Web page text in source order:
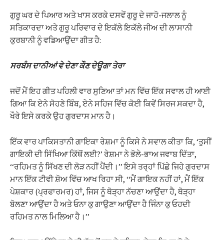
ਗੁਰੂ ਘਰ ਦੇ ਪਿਆਰ ਅਤੇ ਖਾਸ ਕਰਕੇ ਦਸਵੇਂ ਗੁਰੂ ਦੇ ਜਾਹੋ-ਜਲਾਲ ਨੂੰ
ਸਤਿਕਾਰਦਾ ਅਤੇ ਗੁਰੂ ਪਰਿਵਾਰ ਦੇ ਇਕੱਲੇ ਇਕੱਲੇ ਜੀਅ ਦੀ ਲਾਸਾਨੀ
ਕੁਰਬਾਨੀ ਨੂੰ ਵਡਿਆਉਂਦਾ ਗੀਤ ਹੈ:
ਸਰਬੰਸ ਦਾਨੀਆਂ ਵੇ ਦੇਣਾ ਕੌਣ ਦੇਊਗਾ ਤੇਰਾ
ਜਦੋਂ ਮੈਂ ਇਹ ਗੀਤ ਪਹਿਲੀ ਵਾਰ ਸੁਣਿਆ ਤਾਂ ਮਨ ਵਿੱਚ ਇੱਕ ਸਵਾਲ ਹੀ ਆਈ
ਗਿਆ ਕਿ ਏਨੇ ਸੋਹਣੇ ਬਿੰਬ, ਏਨੇ ਸਹਿਜ ਵਿੱਚ ਕੋਈ ਕਿਵੇਂ ਸਿਰਜ ਸਕਦਾ ਹੈ,
ਖੌਰੇ ਇਸੇ ਕਰਕੇ ਉਹ ਗੁਰਦਾਸ ਮਾਨ ਹੈ।
ਇੱਕ ਵਾਰ ਪਾਕਿਸਤਾਨੀ ਗਾਇਕਾ ਰੇਸ਼ਮਾ ਨੂੰ ਕਿਸੇ ਨੇ ਸਵਾਲ ਕੀਤਾ ਕਿ, ‘ਤੁਸੀਂ
ਗਾਇਕੀ ਦੀ ਸਿੱਖਿਆ ਕਿੱਥੋਂ ਲਈ?’ ਰੇਸ਼ਮਾ ਨੇ ਭੋਲੇ-ਭਾਅ ਜਵਾਬ ਦਿੱਤਾ,
‘‘ਰਹਿਮਤ ਨੂੰ ਸਿੱਖਣ ਦੀ ਲੋੜ ਨਹੀਂ ਪੈਂਦੀ।’’ ਇਸੇ ਤਰ੍ਹਾਂ ਪਿੱਛੇ ਜਿਹੇ ਗੁਰਦਾਸ
ਮਾਨ ਇੱਕ ਟੀਵੀ ਸ਼ੋਅ ਵਿੱਚ ਆਖ ਰਿਹਾ ਸੀ, ‘‘ਮੈਂ ਗਾਇਕ ਨਹੀਂ ਹਾਂ, ਮੈਂ ਇੱਕ
ਪੇਸ਼ਕਾਰ (ਪ੍ਰਫਾਰਮਰ) ਹਾਂ, ਜਿਸ ਨੂੰ ਥੋੜ੍ਹਾ ਨੱਚਣਾ ਆਉਂਦਾ ਹੈ, ਥੋੜ੍ਹਾ
ਬੋਲਣਾ ਆਉਂਦਾ ਹੈ ਅਤੇ ਓਨਾ ਕੁ ਗਾਉਣਾ ਆਉਂਦਾ ਹੈ ਜਿੰਨਾ ਕੁ ਓਹਦੀ
ਰਹਿਮਤ ਨਾਲ ਮਿਲਿਆ ਹੈ।’’